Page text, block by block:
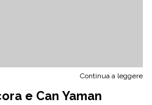
Continua a leggere
e Can Yaman